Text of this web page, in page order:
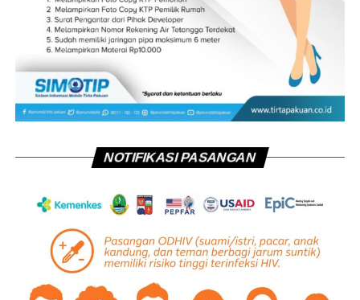
NOTIFIKASI PASANGAN